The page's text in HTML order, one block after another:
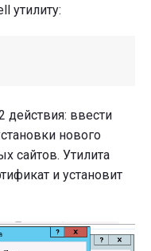
утилиту:
действия: ввести
нового
сайтов. Утилита
и установит